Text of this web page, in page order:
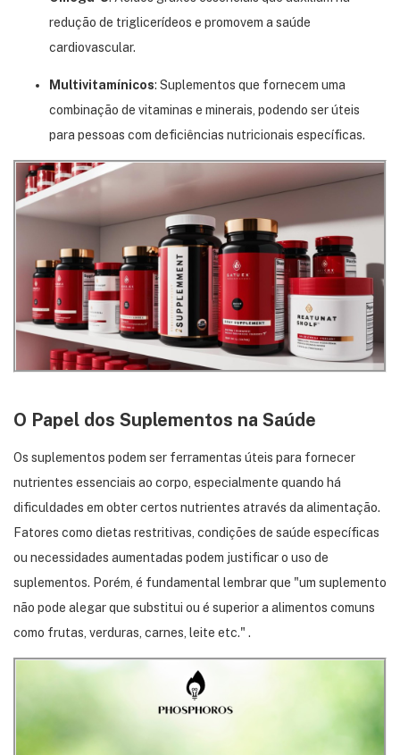
redução de triglicerídeos e promovem a saúde
cardiovascular.
Multivitamínicos: Suplementos que fornecem uma
combinação de vitaminas e minerais , podendo ser úteis
para pessoas com deficiências nutricionais específicas.
O Papel dos Suplementos na Saúde
Os suplementos podem ser ferramentas úteis para fornecer
nutrientes essenciais ao corpo, especialmente quando há
dificuldades em obter certos nutrientes através da alimentação.
Fatores como dietas restritivas, condições de saúde específicas
ou necessidades aumentadas podem justificar o uso de
suplementos. Porém, é fundamental lembrar que "um suplemento
não pode alegar que substitui ou é superior a alimentos comuns
como frutas, verduras, carnes, leite etc." .​